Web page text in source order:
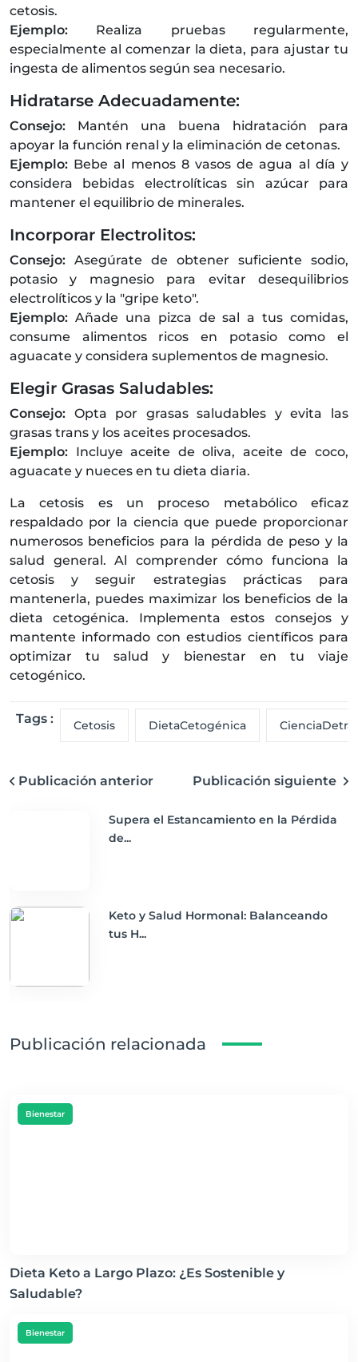
cetosis.
Ejemplo: Realiza pruebas regularmente,
especialmente al comenzar la dieta, para ajustar tu
ingesta de alimentos según sea necesario.
Hidratarse Adecuadamente:
Consejo: Mantén una buena hidratación para
apoyar la función renal y la eliminación de cetonas.
Ejemplo: Bebe al menos 8 vasos de agua al día y
considera bebidas electrolíticas sin azúcar para
mantener el equilibrio de minerales.
Incorporar Electrolitos:
Consejo: Asegúrate de obtener suficiente sodio,
potasio y magnesio para evitar desequilibrios
electrolíticos y la "gripe keto".
Ejemplo: Añade una pizca de sal a tus comidas,
consume alimentos ricos en potasio como el
aguacate y considera suplementos de magnesio.
Elegir Grasas Saludables:
Consejo: Opta por grasas saludables y evita las
grasas trans y los aceites procesados.
Ejemplo: Incluye aceite de oliva, aceite de coco,
aguacate y nueces en tu dieta diaria.
La cetosis es un proceso metabólico eficaz
respaldado por la ciencia que puede proporcionar
numerosos beneficios para la pérdida de peso y la
salud general. Al comprender cómo funciona la
cetosis y seguir estrategias prácticas para
mantenerla, puedes maximizar los beneficios de la
dieta cetogénica. Implementa estos consejos y
mantente informado con estudios científicos para
optimizar tu salud y bienestar en tu viaje
cetogénico.
Tags : Cetosis DietaCetogénica
Publicación anterior Publicación siguiente
Supera el Estancamiento en la Pérdida
de...
Keto y Salud Hormonal: Balanceando
tus H...
Publicación relacionada
Bienestar
Dieta Keto a Largo Plazo: ¿Es Sostenible y
Saludable?
Bienestar